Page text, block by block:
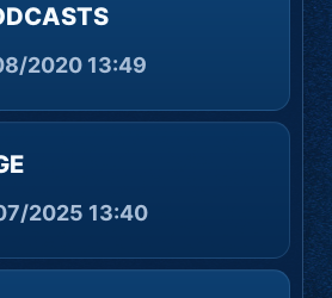
2020 13:49
2025 13:40